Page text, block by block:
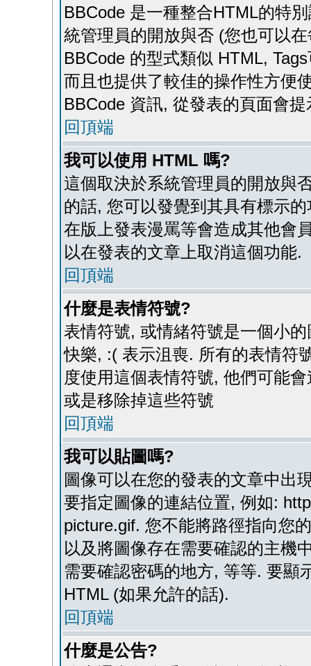
BBCode 是一種整合HTML的特
統管理員的開放與否 (您也可以
BBCode 的型式類似 HTML,
而且也提供了較佳的操作性方便
BBCode 資訊, 從發表的頁面會
回頂端
我可以使用 HTML 嗎?
這個取決於系統管理員的開放與
的話, 您可以發覺到其具有標示
在版上發表漫罵等會造成其他會
以在發表的文章上取消這個功能.
回頂端
什麼是表情符號?
表情符號, 或情緒符號是一個小
快樂, :( 表示沮喪. 所有的表情符
度使用這個表情符號, 他們可能
或是移除掉這些符號
回頂端
我可以貼圖嗎?
圖像可以在您的發表的文章中出
要指定圖像的連結位置, 例如:
picture.gif. 您不能將路徑指向您
以及將圖像存在需要確認的主機
需要確認密碼的地方, 等等. 要顯
HTML (如果允許的話).
回頂端
什麼是公告?